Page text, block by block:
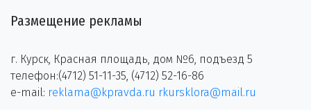
Размещение рекламы
г. Курск, Красная площадь, дом №6, подъезд 5
телефон:(4712) 51-11-35, (4712) 52-16-86
e-mail: reklama@kpravda.ru rkursklora@mail.ru